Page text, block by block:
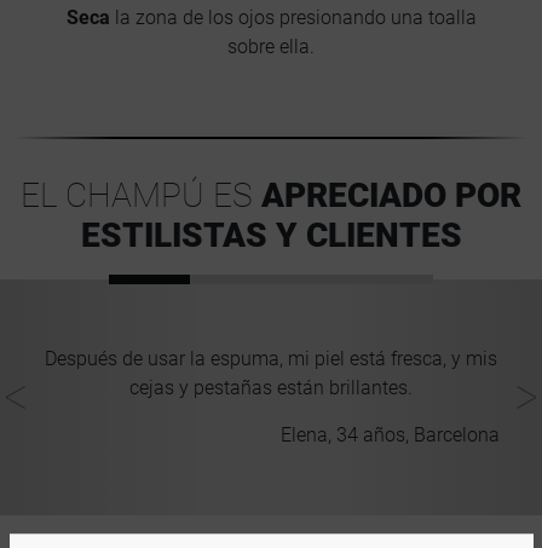
Seca la zona de los ojos presionando una toalla
sobre ella.
EL CHAMPÚ ES APRECIADO POR
ESTILISTAS Y CLIENTES
Después de usar la espuma, mi piel está fresca, y mis
cejas y pestañas están brillantes.
Elena, 34 años, Barcelona